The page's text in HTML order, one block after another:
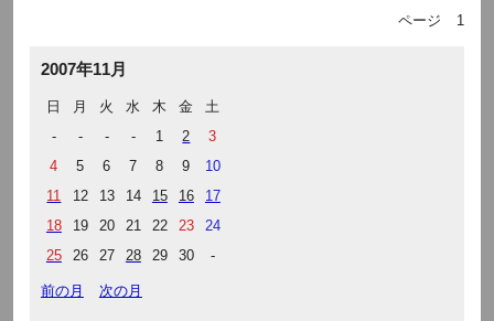
ページ
1
2007年11月
日 月 火 水 木 金
土
-
- - - 1 2
3
4
5 6 7 8 9
10
11
12 13 14 15 16
17
18
19 20 21 22 23
24
25
26 27 28 29 30 -
前の月 次の月